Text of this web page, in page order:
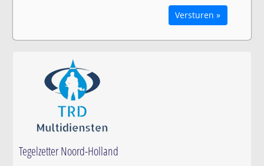
Versturen »
Tegelzetter Noord-Holland